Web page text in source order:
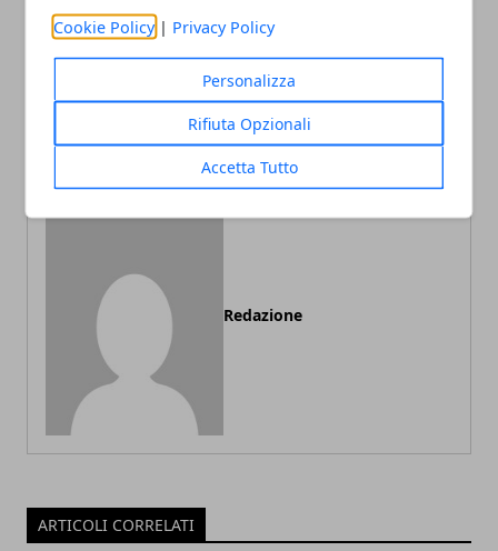
Cookie Policy | Privacy Policy
Personalizza
Rifiuta Opzionali
Accetta Tutto
Articolo Precedente
dovrebbero mai mancare
Redazione
ARTICOLI CORRELATI